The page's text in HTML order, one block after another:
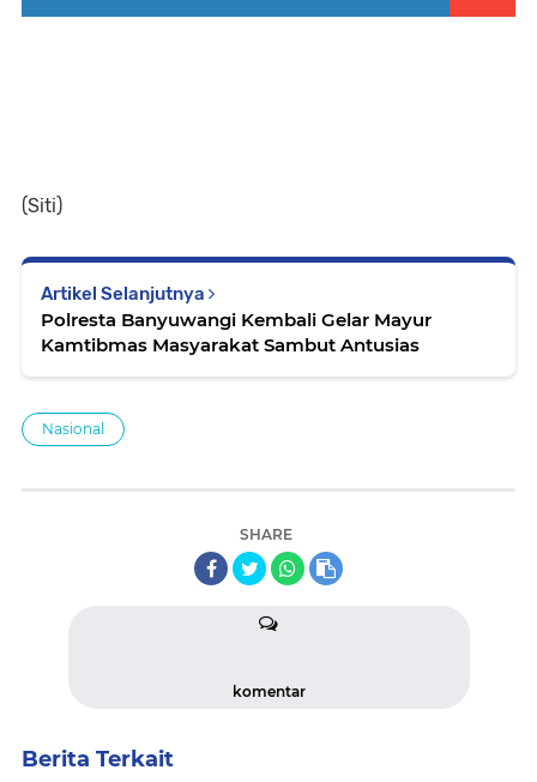
(Siti)
Artikel Selanjutnya
Polresta Banyuwangi Kembali Gelar Mayur
Kamtibmas Masyarakat Sambut Antusias
Nasional
SHARE
komentar
Berita Terkait